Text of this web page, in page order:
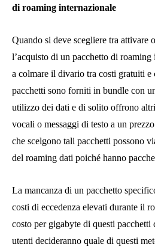
di roaming internazionale
Quando si deve scegliere tra attivare
l’acquisto di un pacchetto di
a colmare il divario tra costi gratuiti e
pacchetti sono forniti in bundle con
utilizzo dei dati e di solito offrono
vocali o messaggi di testo a un
che scelgono tali pacchetti possono
del roaming dati poiché hanno
La mancanza di un pacchetto
costi di eccedenza elevati durante il
costo per gigabyte di questi
utenti decideranno quale di questi